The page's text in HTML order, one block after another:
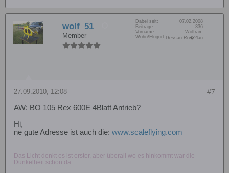
wolf_51
Member
Dabei seit:
07.02.2008
Beiträge:
336
Vorname:
Wolfram
Wohn/Flugort: Dessau-Ro�?lau
#7
27.09.2010, 12:08
AW: BO 105 Rex 600E 4Blatt Antrieb?
Hi,
ne gute Adresse ist auch die: www.scaleflying.com
Das Licht denkt es ist erster, aber überall wo es hinkommt war die
Dunkelheit schon da.